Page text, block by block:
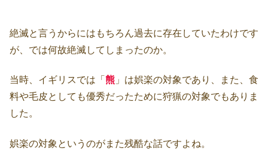
絶滅と言うからにはもちろん過去に存在していたわけです
が、では何故絶滅してしまったのか。
当時、イギリスでは「 熊 」は娯楽の対象であり、また、食
料や毛皮としても優秀だったために狩猟の対象でもありま
した。
娯楽の対象というのがまた残酷な話ですよね。